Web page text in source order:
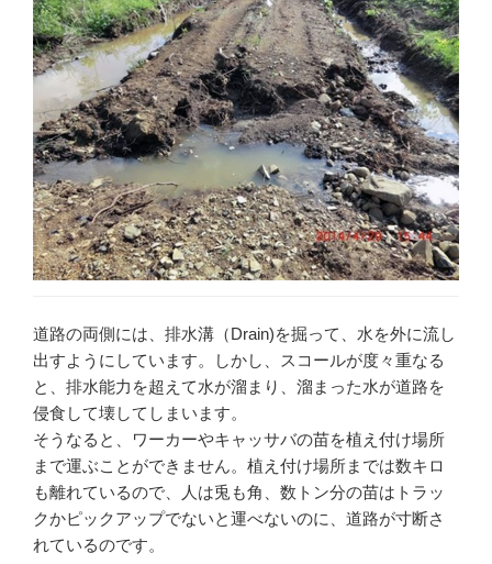
道路の両側には、排水溝（Drain)を掘って、水を外に流し
出すようにしています。しかし、スコールが度々重なる
と、排水能力を超えて水が溜まり、溜まった水が道路を
侵食して壊してしまいます。
そうなると、ワーカーやキャッサバの苗を植え付け場所
まで運ぶことができません。植え付け場所までは数キロ
も離れているので、人は兎も角、数トン分の苗はトラッ
クかピックアップでないと運べないのに、道路が寸断さ
れているのです。